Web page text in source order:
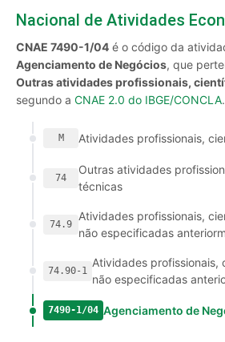
Nacional de Atividades
CNAE 7490-1/04 é o código da
Agenciamento de Negócios, que
Outras atividades profissionais,
segundo a CNAE 2.0 do IBGE/CONCLA.
M Atividades profissionais,
74
Outras atividades
técnicas
74.9
Atividades profissionais,
não especificadas
74.90-1
Atividades profissionais,
não especificadas
7490-1/04 Agenciamento de